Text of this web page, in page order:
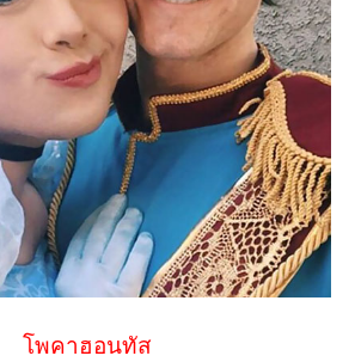
โพคาฮอนทัส